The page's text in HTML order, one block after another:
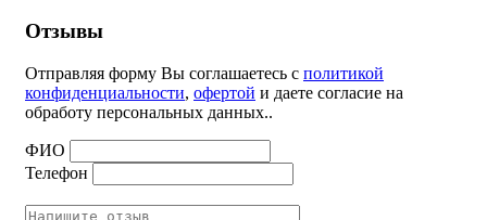
Отзывы
Отправляя форму Вы соглашаетесь с политикой
конфиденциальности, офертой и даете согласие на
обработу персональных данных..
ФИО
Телефон